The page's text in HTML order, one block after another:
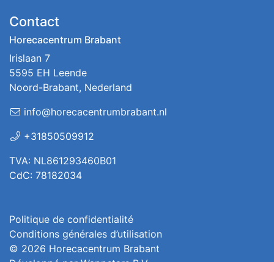
Contact
Horecacentrum Brabant
Irislaan 7
5595 EH Leende
Noord-Brabant, Nederland
info@horecacentrumbrabant.nl
+31850509912
TVA: NL861293460B01
CdC: 78182034
Politique de confidentialité
Conditions générales d’utilisation
© 2026 Horecacentrum Brabant